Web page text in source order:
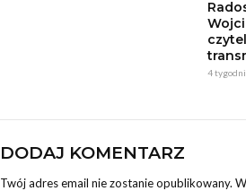
4
DODAJ KOMENTARZ
Twój adres email nie zostanie opublikowany.